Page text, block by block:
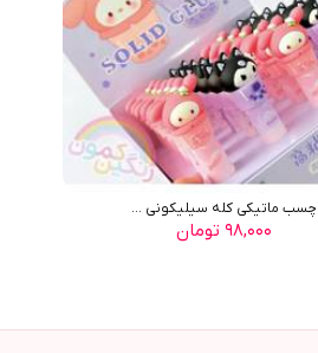
چسب ماتيکي کله سيليکوني ...
۹۸,۰۰۰ تومان